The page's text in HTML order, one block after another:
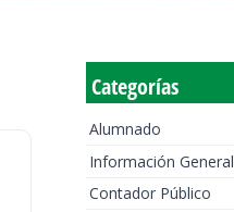
Categorías
Alumnado
Información General
Contador Público